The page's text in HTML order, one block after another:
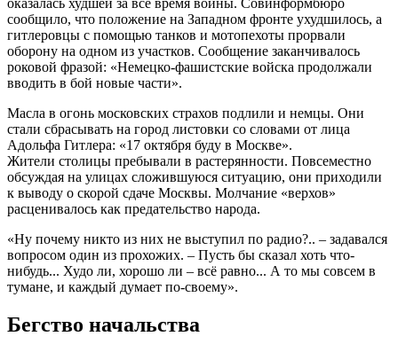
оказалась худшей за всё время войны. Совинформбюро
сообщило, что положение на Западном фронте ухудшилось, а
гитлеровцы с помощью танков и мотопехоты прорвали
оборону на одном из участков. Сообщение заканчивалось
роковой фразой: «Немецко-фашистские войска продолжали
вводить в бой новые части».
Масла в огонь московских страхов подлили и немцы. Они
стали сбрасывать на город листовки со словами от лица
Адольфа Гитлера: «17 октября буду в Москве».
Жители столицы пребывали в растерянности. Повсеместно
обсуждая на улицах сложившуюся ситуацию, они приходили
к выводу о скорой сдаче Москвы. Молчание «верхов»
расценивалось как предательство народа.
«Ну почему никто из них не выступил по радио?.. – задавался
вопросом один из прохожих. – Пусть бы сказал хоть что-
нибудь... Худо ли, хорошо ли – всё равно... А то мы совсем в
тумане, и каждый думает по-своему».
Бегство начальства